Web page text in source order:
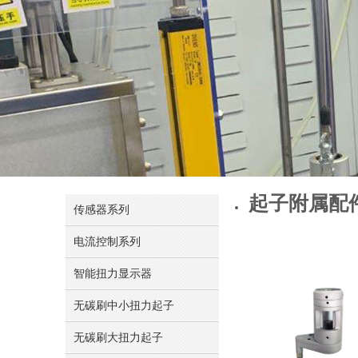
起子附属配
传感器系列
电流控制系列
智能扭力显示器
无碳刷中小扭力起子
无碳刷大扭力起子